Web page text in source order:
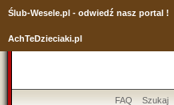
Ślub-Wesele.pl - odwiedź nasz portal !
AchTeDzieciaki.pl
FAQ Szukaj